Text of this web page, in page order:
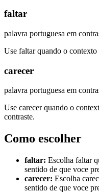
faltar
palavra portuguesa em
Use faltar quando o contexto
carecer
palavra portuguesa em
Use carecer quando o
contraste.
Como escolher
faltar: Escolha faltar
sentido de que voce
carecer: Escolha
sentido de que voce